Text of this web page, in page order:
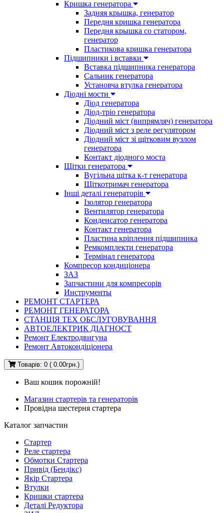
Кришка генератора
Задняя крышка, генератор
Передня кришка генератора
Передня крышка со статором,
генератор
Пластикова кришка генератора
Підшипники і вставки
Вставка підшипника генератора
Сальник генератора
Установча втулка генератора
Діодні мости
Діод генератора
Діод-тріо генератора
Діодний міст (випрямляч) генератора
Діодний міст з реле регулятором
Діодний міст зі щітковим вузлом
генератора
Контакт діодного моста
Щітки генератора
Вугільна щітка к-т генератора
Щіткотримач генератора
Інші деталі генераторів
Ізолятор генератора
Вентилятор генератора
Конденсатор генератора
Контакт генератора
Пластина кріплення підшипника
Ремкомплекти генератора
Термінал генератора
Компресор кондиціонера
ЗАЗ
Запчастини для компресорів
Инструменты
РЕМОНТ СТАРТЕРА
РЕМОНТ ГЕНЕРАТОРА
СТАНЦІЯ ТЕХ ОБСЛУГОВУВАННЯ
АВТОЕЛЕКТРИК ДІАГНОСТ
Ремонт Електродвигуна
Ремонт Автокондіціонера
Товарів: 0 ( 0.00грн.)
Ваш кошик порожній!
Магазин стартерів та генераторів
Провідна шестерня стартера
Каталог запчастин
Стартер
Реле стартера
Обмотки Стартера
Привід (Бендікс)
Якір Стартера
Втулки
Кришки стартера
Деталі Редуктора